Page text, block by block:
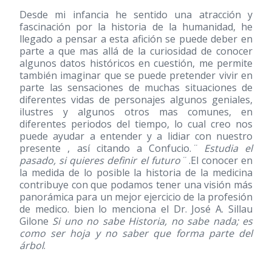
Desde mi infancia he sentido una atracción y
fascinación por la historia de la humanidad, he
llegado a pensar a esta afición se puede deber en
parte a que mas allá de la curiosidad de conocer
algunos datos históricos en cuestión, me permite
también imaginar que se puede pretender vivir en
parte las sensaciones de muchas situaciones de
diferentes vidas de personajes algunos geniales,
ilustres y algunos otros mas comunes, en
diferentes periodos del tiempo, lo cual creo nos
puede ayudar a entender y a lidiar con nuestro
presente , así citando a Confucio. ¨ Estudia el
pasado, si quieres definir el futuro¨.El conocer en
la medida de lo posible la historia de la medicina
contribuye con que podamos tener una visión más
panorámica para un mejor ejercicio de la profesión
de medico. bien lo menciona el Dr. José A. Sillau
Gilone Si uno no sabe Historia, no sabe nada; es
como ser hoja y no saber que forma parte del
árbol.